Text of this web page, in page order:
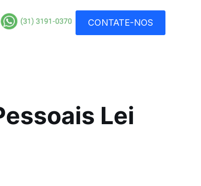
CONTATE-NOS
Lei